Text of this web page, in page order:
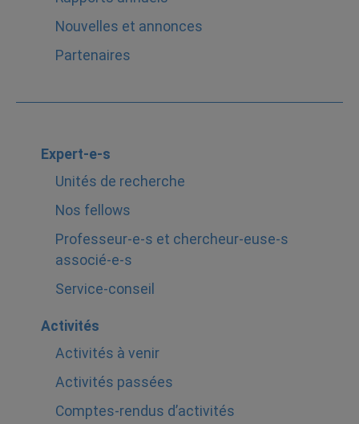
Nouvelles et annonces
Partenaires
Expert-e-s
Unités de recherche
Nos fellows
Professeur-e-s et chercheur-euse-s
associé-e-s
Service-conseil
Activités
Activités à venir
Activités passées
Comptes-rendus d’activités